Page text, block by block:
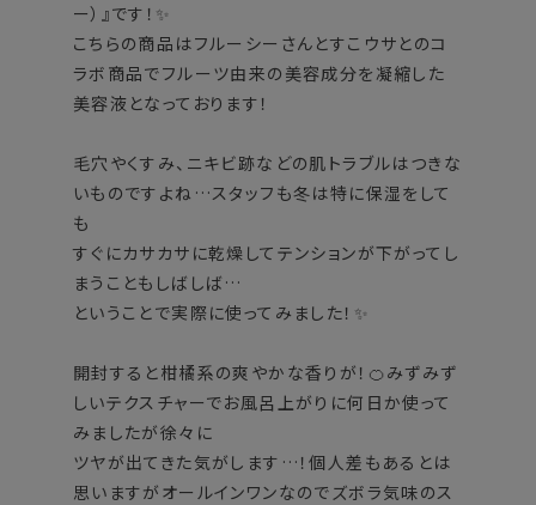
ー）』です！✨
こちらの商品はフルーシーさんとすこウサとのコ
ラボ商品でフルーツ由来の美容成分を凝縮した
美容液となっております！
毛穴やくすみ、ニキビ跡などの肌トラブルはつきな
いものですよね…スタッフも冬は特に保湿をして
も
すぐにカサカサに乾燥してテンションが下がってし
まうこともしばしば…
ということで実際に使ってみました！✨
開封すると柑橘系の爽やかな香りが！🍊みずみず
しいテクスチャーでお風呂上がりに何日か使って
みましたが徐々に
ツヤが出てきた気がします…！個人差もあるとは
思いますがオールインワンなのでズボラ気味のス